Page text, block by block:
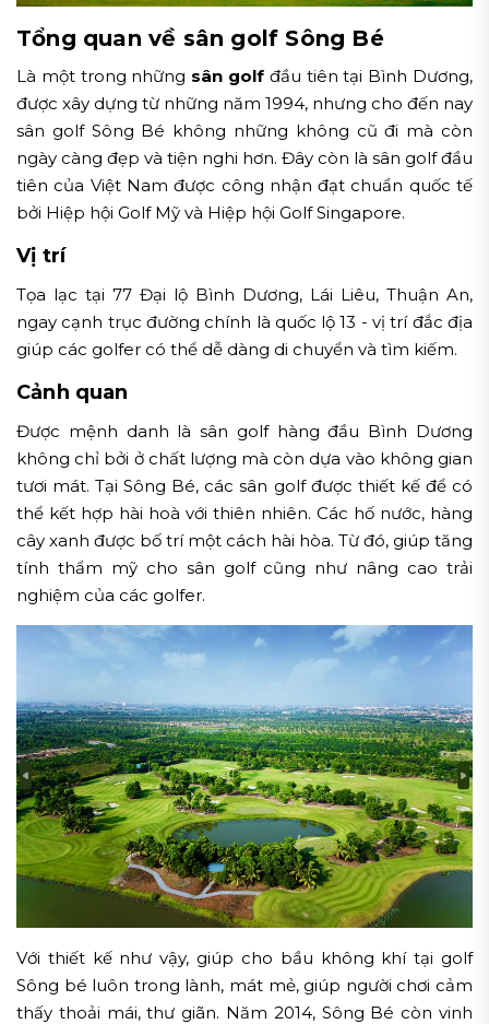
Tổng quan về sân golf Sông Bé
Là một trong những sân golf đầu tiên tại Bình Dương,
được xây dựng từ những năm 1994, nhưng cho đến nay
sân golf Sông Bé không những không cũ đi mà còn
ngày càng đẹp và tiện nghi hơn. Đây còn là sân golf đầu
tiên của Việt Nam được công nhận đạt chuẩn quốc tế
bởi Hiệp hội Golf Mỹ và Hiệp hội Golf Singapore.
Vị trí
Tọa lạc tại 77 Đại lộ Bình Dương, Lái Liêu, Thuận An,
ngay cạnh trục đường chính là quốc lộ 13 - vị trí đắc địa
giúp các golfer có thể dễ dàng di chuyển và tìm kiếm.
Cảnh quan
Được mệnh danh là sân golf hàng đầu Bình Dương
không chỉ bởi ở chất lượng mà còn dựa vào không gian
tươi mát. Tại Sông Bé, các sân golf được thiết kế để có
thể kết hợp hài hoà với thiên nhiên. Các hố nước, hàng
cây xanh được bố trí một cách hài hòa. Từ đó, giúp tăng
tính thẩm mỹ cho sân golf cũng như nâng cao trải
nghiệm của các golfer.
Với thiết kế như vậy, giúp cho bầu không khí tại golf
Sông bé luôn trong lành, mát mẻ, giúp người chơi cảm
thấy thoải mái, thư giãn. Năm 2014, Sông Bé còn vinh